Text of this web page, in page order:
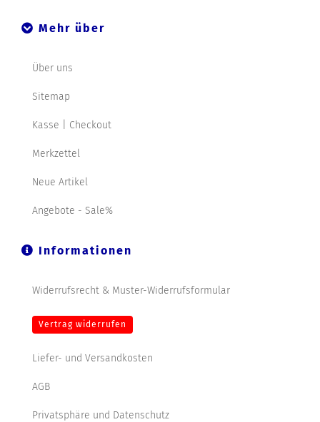
Mehr über
Über uns
Sitemap
Kasse | Checkout
Merkzettel
Neue Artikel
Angebote - Sale%
Informationen
Widerrufsrecht & Muster-Widerrufsformular
Vertrag widerrufen
Liefer- und Versandkosten
AGB
Privatsphäre und Datenschutz